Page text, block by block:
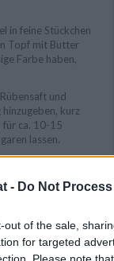
- Do Not
out of the sale,
for targeted
in feine Stückchen
Topf mit Butter
Farbe haben,
und
kurz
für ca. 10-15
lassen.
Nun mit Pfeffer